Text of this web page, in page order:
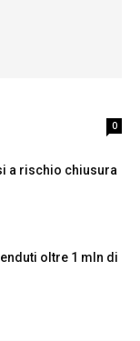
0
a rischio chiusura
oltre 1 mln di